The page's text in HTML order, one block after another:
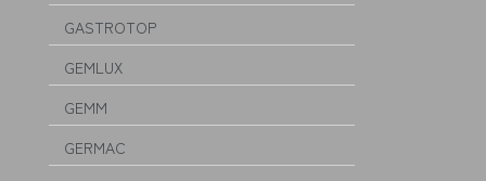
GASTROTOP
GEMLUX
GEMM
GERMAC